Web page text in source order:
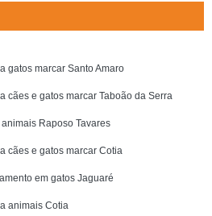
gatos marcar Santo Amaro
cães e gatos marcar Taboão da Serra
Raposo Tavares
cães e gatos marcar Cotia
em gatos Jaguaré
animais Cotia